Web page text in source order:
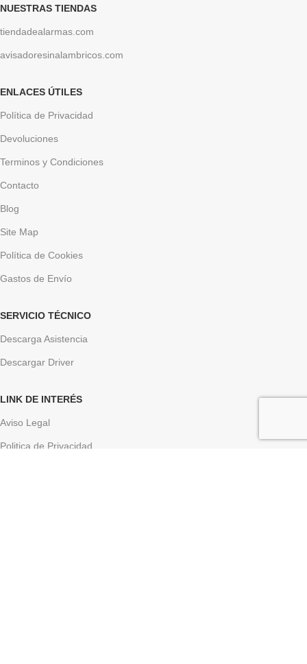
NUESTRAS TIENDAS
tiendadealarmas.com
avisadoresinalambricos.com
ENLACES ÚTILES
Política de Privacidad
Devoluciones
Terminos y Condiciones
Contacto
Blog
Site Map
Política de Cookies
Gastos de Envío
SERVICIO TÉCNICO
Descarga Asistencia
Descargar Driver
LINK DE INTERÉS
Aviso Legal
Politica de Privacidad